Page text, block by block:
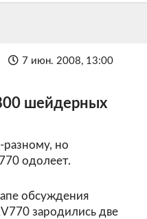
7 июн. 2008, 13:00
шейдерных
разному, но
одолеет.
обсуждения
зародились две